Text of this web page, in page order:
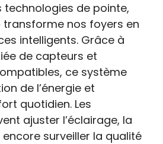
technologies de pointe,
transforme nos foyers en
intelligents. Grâce à
de capteurs et
ce système
de l’énergie et
quotidien. Les
ajuster l’éclairage, la
surveiller la qualité